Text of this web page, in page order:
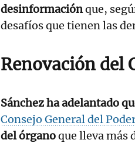
desinformaciónque,
desafíos que tienen las
Renovación del
Sánchez ha adelantado
Consejo General del
del órganoque lleva más